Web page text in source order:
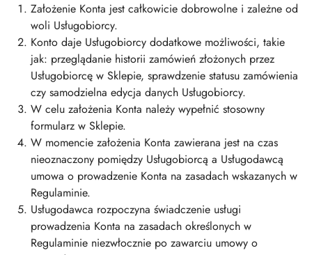
Założenie Konta jest całkowicie dobrowolne i zależne od
woli Usługobiorcy.
Konto daje Usługobiorcy dodatkowe możliwości, takie
jak: przeglądanie historii zamówień złożonych przez
Usługobiorcę w Sklepie, sprawdzenie statusu zamówienia
czy samodzielna edycja danych Usługobiorcy.
W celu założenia Konta należy wypełnić stosowny
formularz w Sklepie.
W momencie założenia Konta zawierana jest na czas
nieoznaczony pomiędzy Usługobiorcą a Usługodawcą
umowa o prowadzenie Konta na zasadach wskazanych w
Regulaminie.
Usługodawca rozpoczyna świadczenie usługi
prowadzenia Konta na zasadach określonych w
Regulaminie niezwłocznie po zawarciu umowy o